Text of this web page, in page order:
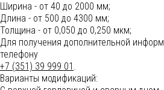
Ширина - от 40 до 2000 мм;
Длина - от 500 до 4300 мм;
Толщина - от 0,050 до 0,250 мкм;
Для получения дополнительной
телефону
+7 (351) 39 999 01 .
Варианты модификаций: